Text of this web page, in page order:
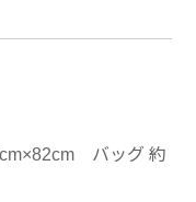
バッグ 約